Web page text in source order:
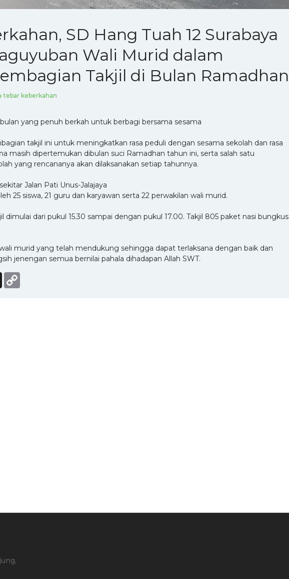
SD Hang Tuah 12 Surabaya
Wali Murid dalam
Takjil di Bulan Ramadhan
tebar keberkahan
yang penuh berkah untuk berbagi bersama sesama
takjil ini untuk meningkatkan rasa peduli dengan sesama sekolah dan rasa
masih dipertemukan dibulan suci Ramadhan tahun ini, serta salah satu
yang rencananya akan dilaksanakan setiap tahunnya.
Jalan Pati Unus-Jalajaya
25 siswa, 21 guru dan karyawan serta 22 perwakilan wali murid.
dimulai dari pukul 15.30 sampai dengan pukul 17.00. Takjil 805 paket nasi bungkus
murid yang telah mendukung sehingga dapat terlaksana dengan baik dan
jenengan semua bernilai pahala dihadapan Allah SWT.
Threads